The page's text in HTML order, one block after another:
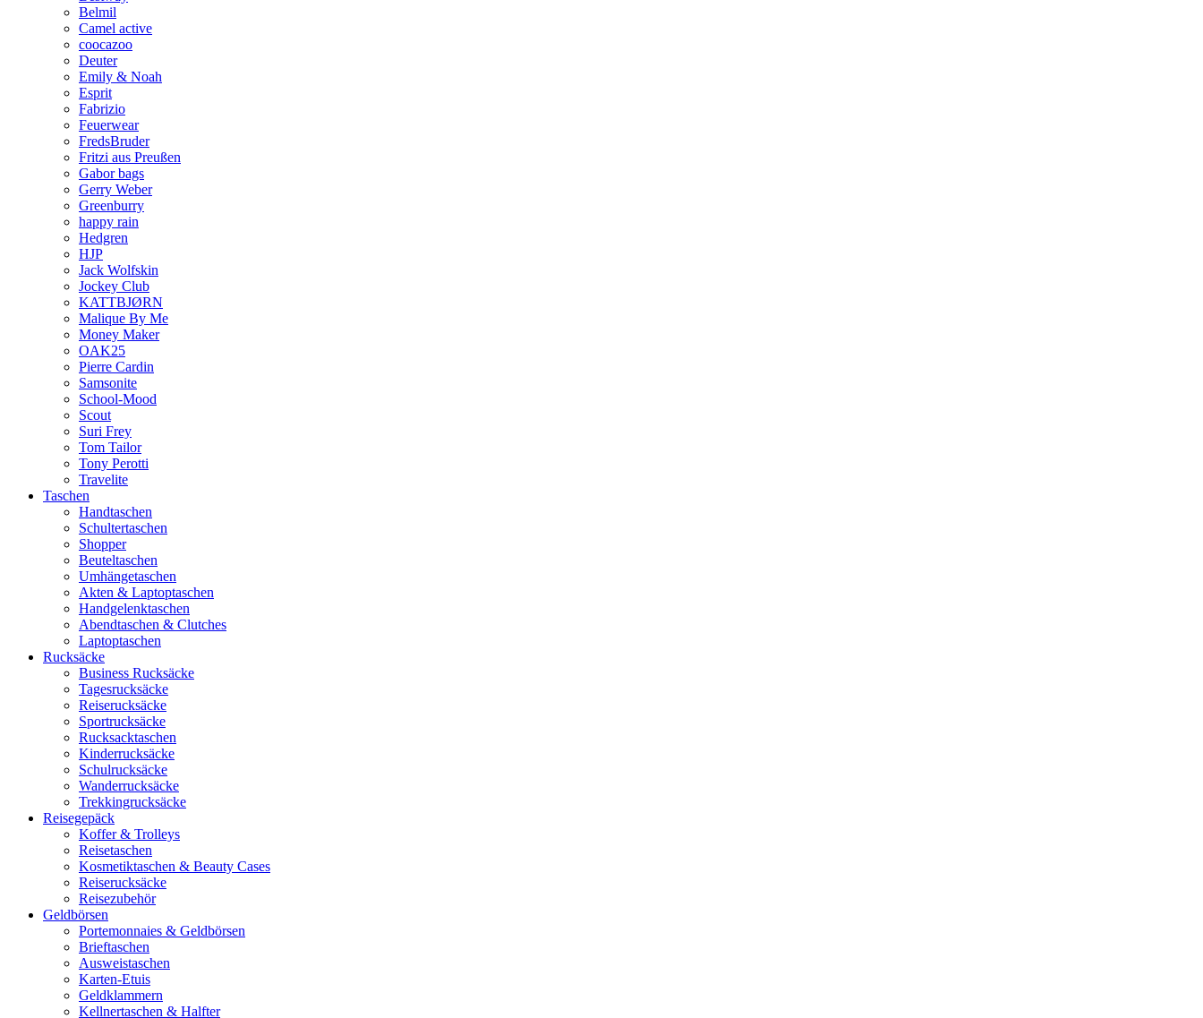
Belmil
Camel active
coocazoo
Deuter
Emily & Noah
Esprit
Fabrizio
Feuerwear
FredsBruder
Fritzi aus Preußen
Gabor bags
Gerry Weber
Greenburry
happy rain
Hedgren
HJP
Jack Wolfskin
Jockey Club
KATTBJØRN
Malique By Me
Money Maker
OAK25
Pierre Cardin
Samsonite
School-Mood
Scout
Suri Frey
Tom Tailor
Tony Perotti
Travelite
Taschen
Handtaschen
Schultertaschen
Shopper
Beuteltaschen
Umhängetaschen
Akten & Laptoptaschen
Handgelenktaschen
Abendtaschen & Clutches
Laptoptaschen
Rucksäcke
Business Rucksäcke
Tagesrucksäcke
Reiserucksäcke
Sportrucksäcke
Rucksacktaschen
Kinderrucksäcke
Schulrucksäcke
Wanderrucksäcke
Trekkingrucksäcke
Reisegepäck
Koffer & Trolleys
Reisetaschen
Kosmetiktaschen & Beauty Cases
Reiserucksäcke
Reisezubehör
Geldbörsen
Portemonnaies & Geldbörsen
Brieftaschen
Ausweistaschen
Karten-Etuis
Geldklammern
Kellnertaschen & Halfter